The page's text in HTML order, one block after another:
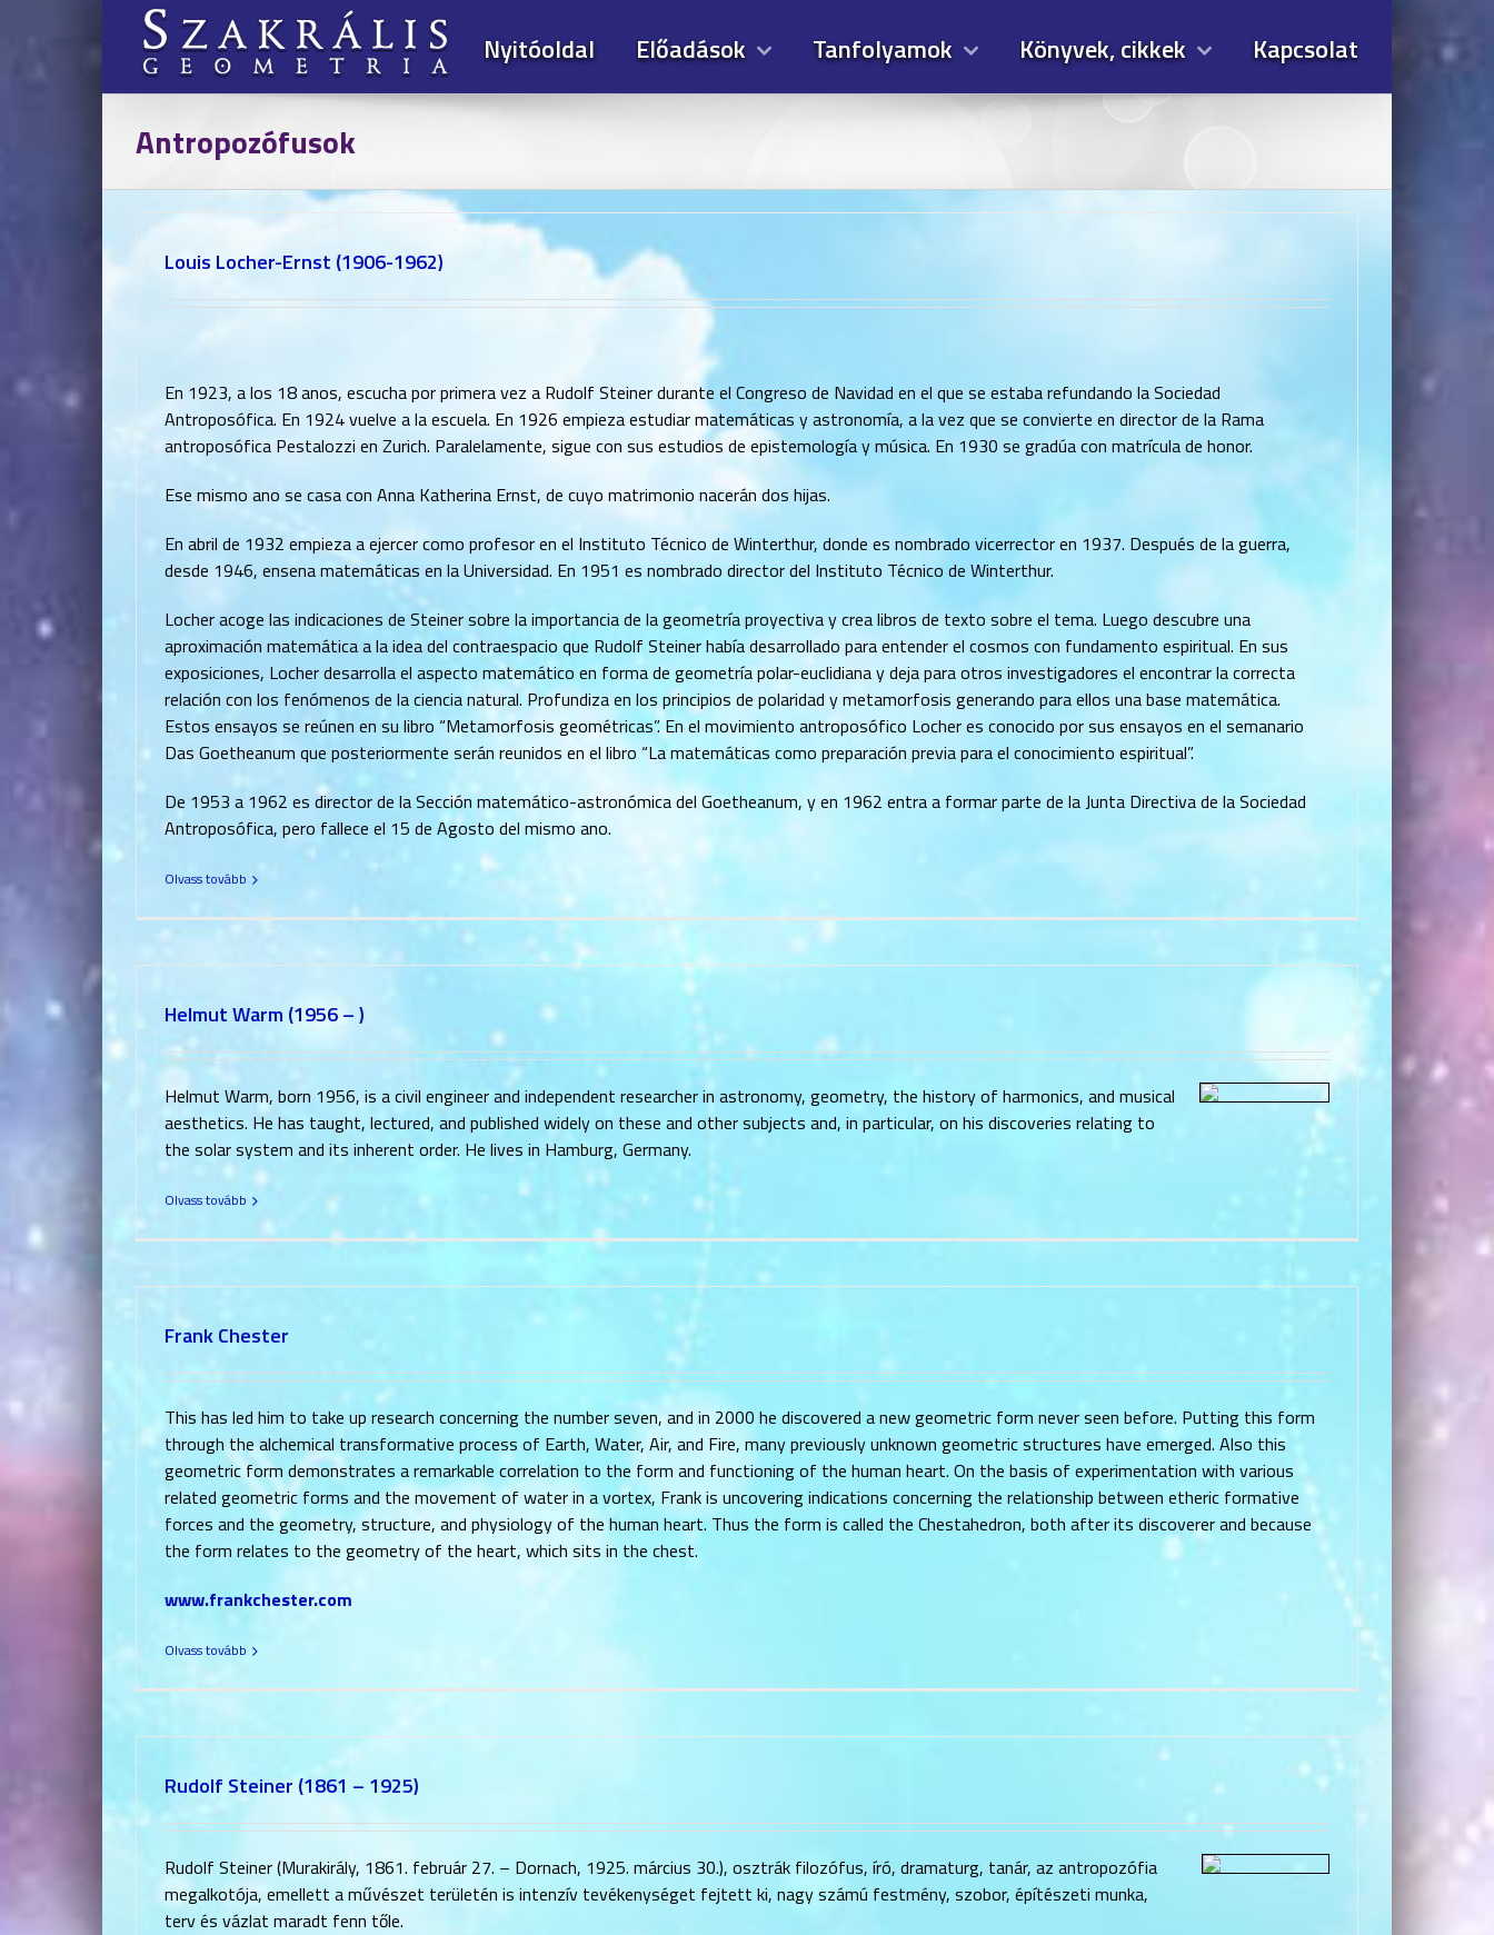
Nyitóoldal Előadások Tanfolyamok Könyvek, cikkek Kapcsolat
Antropozófusok
Louis Locher-Ernst (1906-1962)
En 1923, a los 18 anos, escucha por primera vez a Rudolf Steiner durante el Congreso de Navidad en el que se estaba refundando la Sociedad
Antroposófica. En 1924 vuelve a la escuela. En 1926 empieza estudiar matemáticas y astronomía, a la vez que se convierte en director de la Rama
antroposófica Pestalozzi en Zurich. Paralelamente, sigue con sus estudios de epistemología y música. En 1930 se gradúa con matrícula de honor.
Ese mismo ano se casa con Anna Katherina Ernst, de cuyo matrimonio nacerán dos hijas.
En abril de 1932 empieza a ejercer como profesor en el Instituto Técnico de Winterthur, donde es nombrado vicerrector en 1937. Después de la guerra,
desde 1946, ensena matemáticas en la Universidad. En 1951 es nombrado director del Instituto Técnico de Winterthur.
Locher acoge las indicaciones de Steiner sobre la importancia de la geometría proyectiva y crea libros de texto sobre el tema. Luego descubre una
aproximación matemática a la idea del contraespacio que Rudolf Steiner había desarrollado para entender el cosmos con fundamento espiritual. En sus
exposiciones, Locher desarrolla el aspecto matemático en forma de geometría polar-euclidiana y deja para otros investigadores el encontrar la correcta
relación con los fenómenos de la ciencia natural. Profundiza en los principios de polaridad y metamorfosis generando para ellos una base matemática.
Estos ensayos se reúnen en su libro “Metamorfosis geométricas”. En el movimiento antroposófico Locher es conocido por sus ensayos en el semanario
Das Goetheanum que posteriormente serán reunidos en el libro “La matemáticas como preparación previa para el conocimiento espiritual”.
De 1953 a 1962 es director de la Sección matemático-astronómica del Goetheanum, y en 1962 entra a formar parte de la Junta Directiva de la Sociedad
Antroposófica, pero fallece el 15 de Agosto del mismo ano.
Olvass tovább
Helmut Warm (1956 – )
Helmut Warm, born 1956, is a civil engineer and independent researcher in astronomy, geometry, the history of harmonics, and musical
aesthetics. He has taught, lectured, and published widely on these and other subjects and, in particular, on his discoveries relating to
the solar system and its inherent order. He lives in Hamburg, Germany.
Olvass tovább
Frank Chester
This has led him to take up research concerning the number seven, and in 2000 he discovered a new geometric form never seen before. Putting this form
through the alchemical transformative process of Earth, Water, Air, and Fire, many previously unknown geometric structures have emerged. Also this
geometric form demonstrates a remarkable correlation to the form and functioning of the human heart. On the basis of experimentation with various
related geometric forms and the movement of water in a vortex, Frank is uncovering indications concerning the relationship between etheric formative
forces and the geometry, structure, and physiology of the human heart. Thus the form is called the Chestahedron, both after its discoverer and because
the form relates to the geometry of the heart, which sits in the chest.
www.frankchester.com
Olvass tovább
Rudolf Steiner (1861 – 1925)
Rudolf Steiner (Murakirály, 1861. február 27. – Dornach, 1925. március 30.), osztrák filozófus, író, dramaturg, tanár, az antropozófia
megalkotója, emellett a művészet területén is intenzív tevékenységet fejtett ki, nagy számú festmény, szobor, építészeti munka,
terv és vázlat maradt fenn tőle.